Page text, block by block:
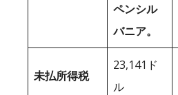
ペンシル
バニア。
未払所得税
23,141ド
ル